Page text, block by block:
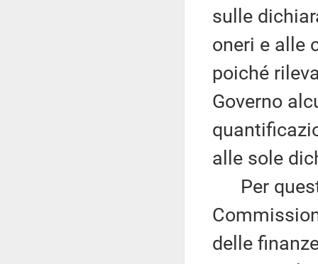
sulle
oneri e alle
poiché
Governo
alle sole
Per
delle